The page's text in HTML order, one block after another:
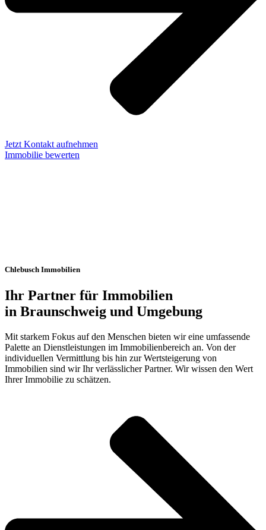
Jetzt Kontakt aufnehmen
Immobilie bewerten
Chlebusch Immobilien
Ihr Partner für Immobilien
in Braunschweig und Umgebung
Mit starkem Fokus auf den Menschen bieten wir eine umfassende
Palette an Dienstleistungen im Immobilienbereich an. Von der
individuellen Vermittlung bis hin zur Wertsteigerung von
Immobilien sind wir Ihr verlässlicher Partner. Wir wissen den Wert
Ihrer Immobilie zu schätzen.